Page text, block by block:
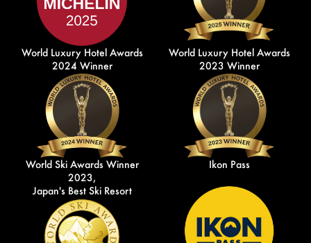
World Luxury Hotel Awards
2024 Winner
World Luxury Hotel Awards
2023 Winner
World Ski Awards Winner
2023,
Japan's Best Ski Resort
Ikon Pass